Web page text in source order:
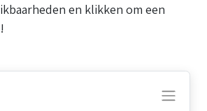
en klikken om een